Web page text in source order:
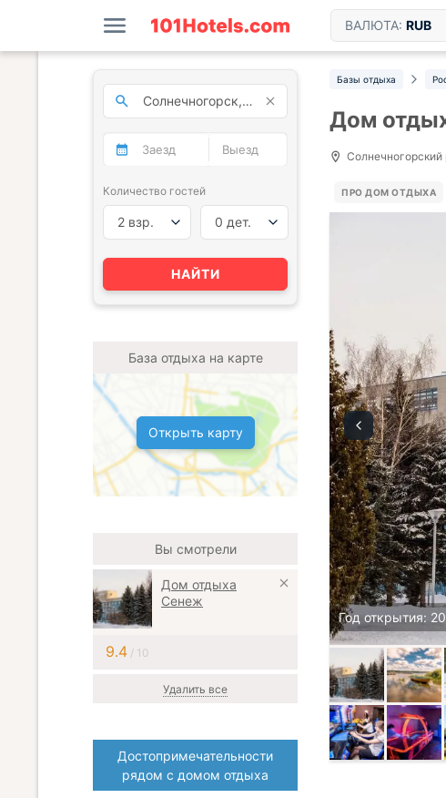
ВАЛЮТА: RUB
Базы отдыха
Дом
ПРО ДОМ ОТДЫХА
Год открытия:
Количество гостей
2 взр. 0 дет.
НАЙТИ
База отдыха на карте
Открыть карту
Вы смотрели
Дом отдыха
Сенеж
9.4/ 10
Удалить все
Достопримечательности
рядом с домом отдыха